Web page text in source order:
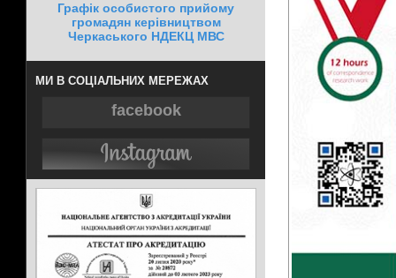
Графік особистого прийому
громадян керівництвом
Черкаського НДЕКЦ МВС
МИ В СОЦІАЛЬНИХ МЕРЕЖАХ
facebook